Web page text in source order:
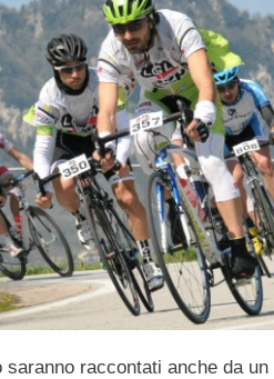
saranno raccontati anche da un